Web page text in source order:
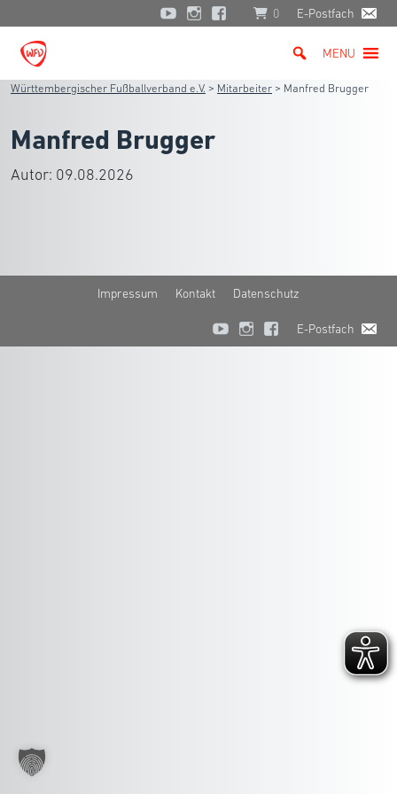
0 E-Postfach
MENU
Württembergischer Fußballverband e.V. > Mitarbeiter > Manfred Brugger
Manfred Brugger
Autor: 09.08.2026
Impressum Kontakt Datenschutz
E-Postfach